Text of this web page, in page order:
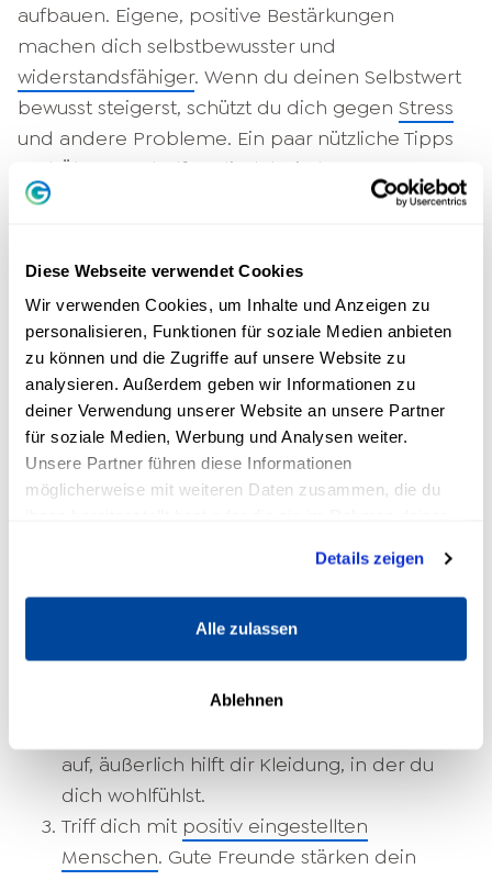
Diese Webseite verwendet Cookies
Wir verwenden Cookies, um Inhalte und Anzeigen zu
personalisieren, Funktionen für soziale Medien anbieten
zu können und die Zugriffe auf unsere Website zu
analysieren. Außerdem geben wir Informationen zu
deiner Verwendung unserer Website an unsere Partner
für soziale Medien, Werbung und Analysen weiter.
Unsere Partner führen diese Informationen
möglicherweise mit weiteren Daten zusammen, die du
Details zeigen
Alle zulassen
Ablehnen
aufbauen. Eigene, positive Bestärkungen
machen dich selbstbewusster und
widerstandsfähiger. Wenn du deinen Selbstwert
bewusst steigerst, schützt du dich gegen Stress
und andere Probleme. Ein paar nützliche Tipps
und Übungen helfen dir dabei, den
gesellschaftlichen Vorstellungen zu entkommen
8 Tipps zur Stärkung des
Selbstwerts
Der Selbstwert ist nicht von deinem Umfeld
abhängig. Du kannst ihn von innen heraus
stärken. Letztendlich geht es darum, wie du mit
deinem Selbst umgehst. Bis zur gesunden
Selbsteinschätzung kann es eine Weile dauern.
Veränderungen: Die Weiterentwicklung lohnt
sich.
Fehler sind erlaubt. Hab keine Angst, etwas
Steigere dein Wohlbefinden. Innerlich
auf, äußerlich hilft dir Kleidung, in der du
dich wohlfühlst.
Triff dich mit positiv eingestellten
Menschen. Gute Freunde stärken dein